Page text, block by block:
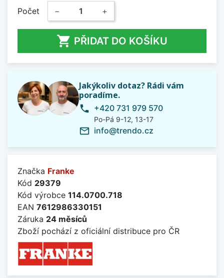
Počet − +
 PŘIDAT DO KOŠÍKU
Jakýkoliv dotaz? Rádi vám
poradíme.
phone +420 731 979 570
Po-Pá 9-12, 13-17
mail_outline info@trendo.cz
Značka Franke
Kód 29379
Kód výrobce 114.0700.718
EAN 7612986330151
Záruka 24 měsíců
Zboží pochází z oficiální distribuce pro ČR